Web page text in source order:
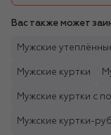
Вас также может
Мужские
Мужские куртки
Мужские куртки с
Мужские куртки-